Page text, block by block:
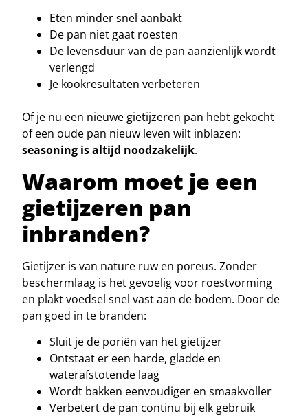
Eten minder snel aanbakt
De pan niet gaat roesten
De levensduur van de pan aanzienlijk wordt
verlengd
Je kookresultaten verbeteren
Of je nu een nieuwe gietijzeren pan hebt gekocht
of een oude pan nieuw leven wilt inblazen:
seasoning is altijd noodzakelijk.
Waarom moet je een
gietijzeren pan
inbranden?
Gietijzer is van nature ruw en poreus. Zonder
beschermlaag is het gevoelig voor roestvorming
en plakt voedsel snel vast aan de bodem. Door de
pan goed in te branden:
Sluit je de poriën van het gietijzer
Ontstaat er een harde, gladde en
waterafstotende laag
Wordt bakken eenvoudiger en smaakvoller
Verbetert de pan continu bij elk gebruik